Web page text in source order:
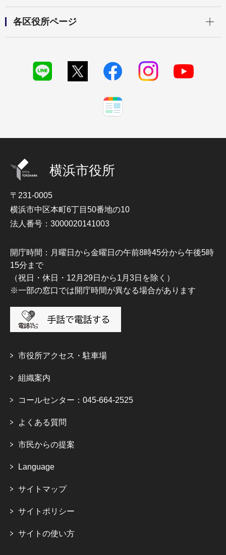
各区役所ページ
横浜市役所
〒231-0005
横浜市中区本町6丁目50番地の10
法人番号：3000020141003
開庁時間：月曜日から金曜日の午前8時45分から午後5時
15分まで
（祝日・休日・12月29日から1月3日を除く）
※一部の窓口では開庁時間が異なる場合があります
市役所アクセス・駐車場
組織案内
コールセンター：045-664-2525
よくある質問
市民からの提案
Language
サイトマップ
サイトポリシー
サイトの使い方